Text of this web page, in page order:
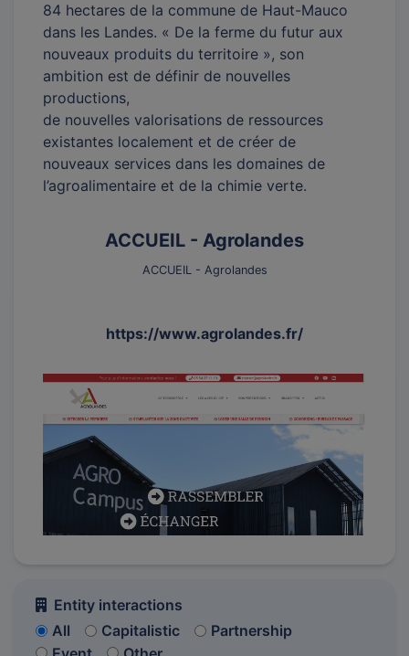
84 hectares de la commune de Haut-Mauco
dans les Landes. « De la ferme du futur aux
nouveaux produits du territoire », son
ambition est de définir de nouvelles
productions,
de nouvelles valorisations de ressources
existantes localement et de créer de
nouveaux services dans les domaines de
l’agroalimentaire et de la chimie verte.
ACCUEIL - Agrolandes
ACCUEIL - Agrolandes
https://www.agrolandes.fr/
Entity interactions
All
Capitalistic
Partnership